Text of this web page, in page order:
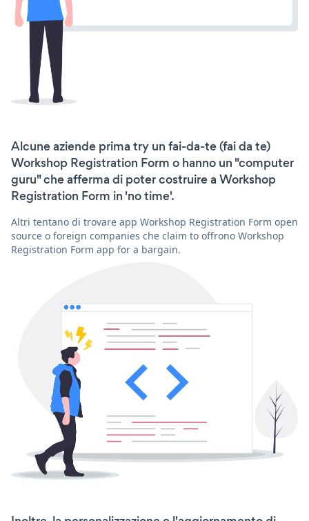
Alcune aziende prima try un fai-da-te (fai da te)
Workshop Registration Form o hanno un "computer
guru" che afferma di poter costruire a Workshop
Registration Form in 'no time'.
Altri tentano di trovare app Workshop Registration Form open
source o foreign companies che claim to offrono Workshop
Registration Form app for a bargain.